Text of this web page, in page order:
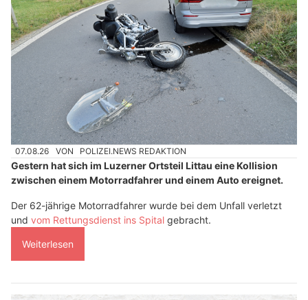
07.08.26 VON POLIZEI.NEWS REDAKTION
Gestern hat sich im Luzerner Ortsteil Littau eine Kollision
zwischen einem Motorradfahrer und einem Auto ereignet.
Der 62-jährige Motorradfahrer wurde bei dem Unfall verletzt
und vom Rettungsdienst ins Spital gebracht.
Weiterlesen